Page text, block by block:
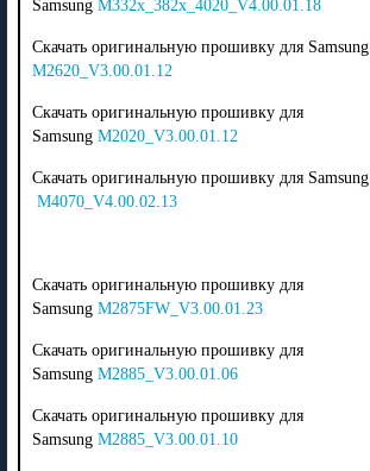
Samsung M332x_382x_4020_V4.00.01.18
Скачать оригинальную прошивку для Samsung
M2620_V3.00.01.12
Скачать оригинальную прошивку для
Samsung M2020_V3.00.01.12
Скачать оригинальную прошивку для Samsung
M4070_V4.00.02.13
Скачать оригинальную прошивку для
Samsung M2875FW_V3.00.01.23
Скачать оригинальную прошивку для
Samsung M2885_V3.00.01.06
Скачать оригинальную прошивку для
Samsung M2885_V3.00.01.10